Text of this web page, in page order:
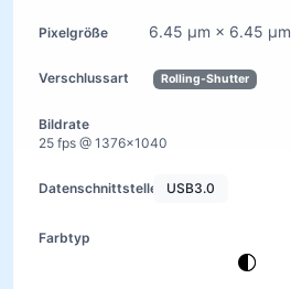
6.45 µm × 6.45 µm
Rolling-Shutter
25 fps @ 1376×1040
USB3.0